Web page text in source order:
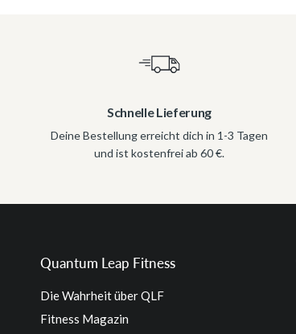
Schnelle Lieferung
Deine Bestellung erreicht dich in 1-3 Tagen
und ist kostenfrei ab 60 €.
Quantum Leap Fitness
Die Wahrheit über QLF
Fitness Magazin